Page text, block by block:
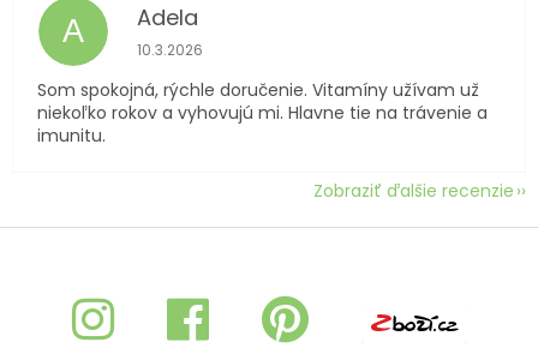
A Adela
Hodnotenie obchodu je 5 z 5 hviezdičiek.
10.3.2026
Som spokojná, rýchle doručenie. Vitamíny užívam už
niekoľko rokov a vyhovujú mi. Hlavne tie na trávenie a
imunitu.
Zobraziť ďalšie recenzie
Z